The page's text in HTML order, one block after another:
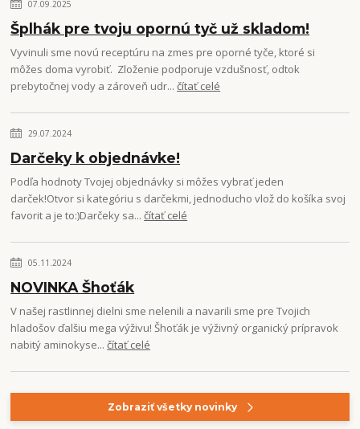
07.09.2025
Šplhák pre tvoju opornú tyč už skladom!
Vyvinuli sme novú receptúru na zmes pre oporné tyče, ktoré si
môžes doma vyrobiť. Zloženie podporuje vzdušnosť, odtok
prebytočnej vody a zároveň udr...čítať celé
29.07.2024
Darčeky k objednávke!
Podľa hodnoty Tvojej objednávky si môžes vybrať jeden
darček!Otvor si kategóriu s darčekmi, jednoducho vlož do košíka svoj
favorit a je to:)Darčeky sa...čítať celé
05.11.2024
NOVINKA Šhoťák
V našej rastlinnej dielni sme nelenili a navarili sme pre Tvojich
hladošov ďalšiu mega výživu! Šhoťák je výživný organický prípravok
nabitý aminokyse...čítať celé
Zobraziť všetky novinky